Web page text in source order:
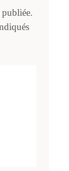
publiée.